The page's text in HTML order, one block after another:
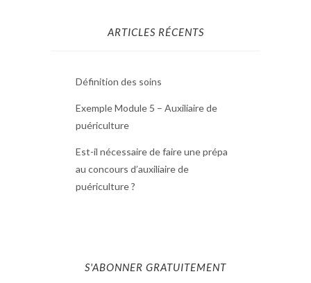
ARTICLES RÉCENTS
Définition des soins
Exemple Module 5 – Auxiliaire de
puériculture
Est-il nécessaire de faire une prépa
au concours d’auxiliaire de
puériculture ?
S'ABONNER GRATUITEMENT